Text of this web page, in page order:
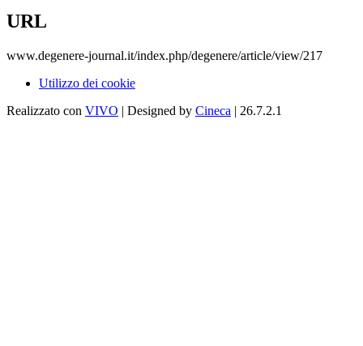
URL
www.degenere-journal.it/index.php/degenere/article/view/217
Utilizzo dei cookie
Realizzato con VIVO | Designed by Cineca | 26.7.2.1